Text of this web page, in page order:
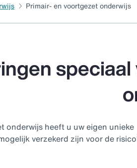
Primair- en voortgezet onderwijs
onderwijs heeft u uw eigen unieke
verzekerd zijn voor de